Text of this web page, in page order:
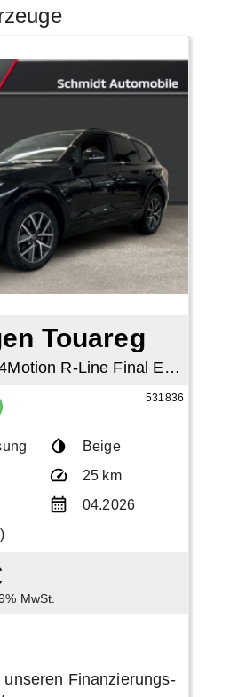
Touareg
3.0 TDI 210 kW 4Motion R-Line Final Edition
531836
Beige
25 km
04.2026
MwSt.
Finanzierungs-